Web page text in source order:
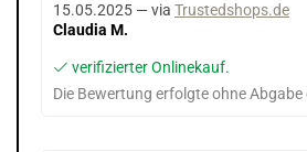
15.05.2025 — via Trustedshops.de
Claudia M.
verifizierter Onlinekauf.
Die Bewertung erfolgte ohne